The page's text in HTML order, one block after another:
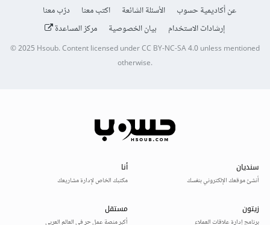
عن أكاديمية حسوب الأسئلة الشائعة اكتب معنا
درّب معنا
إرشادات الاستخدام
بيان الخصوصية مركز المساعدة
© 2025Hsoub.Content licensed underCC BY-NC-SA 4.0unless mentioned
otherwise.